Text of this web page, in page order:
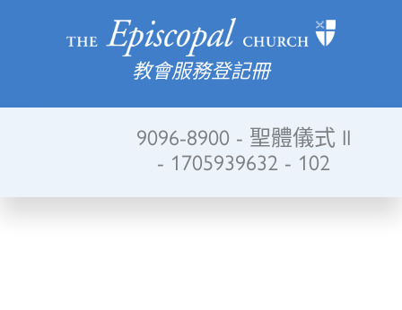
教會服務登記冊
9096-8900 - 聖體儀式 II
- 1705939632 - 102